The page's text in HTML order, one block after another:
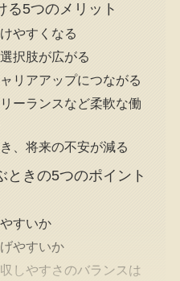
る5つのメリット
やすくなる
択肢が広がる
リアアップにつながる
ーランスなど柔軟な働
、将来の不安が減る
ときの5つのポイント
すいか
やすいか
しやすさのバランスは